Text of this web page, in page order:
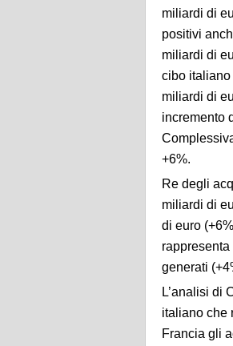
miliardi di
positivi
miliardi di
cibo italiano
miliardi di
incremento
+6%.
Re degli
miliardi di
di euro
generati
L’analisi di
italiano che
Francia gli